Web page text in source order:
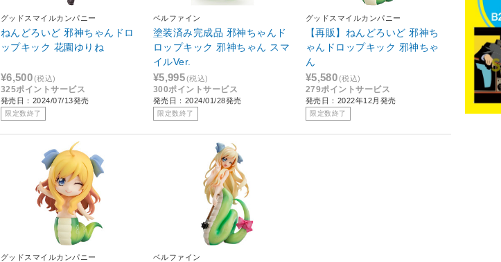
グッドスマイルカンパニー
ねんどろいど 邪神ちゃんドロ
ップキック 花園ゆりね
¥6,500(税込)
325ポイントサービス
発売日：2024/07/13発売
限定数終了
ベルファイン
塗装済み完成品 邪神ちゃんド
ロップキック 邪神ちゃん スマ
イルVer.
¥5,995(税込)
300ポイントサービス
発売日：2024/01/28発売
限定数終了
グッドスマイルカンパニー
【再販】ねんどろいど 邪神ち
ゃんドロップキック 邪神ちゃ
ん
¥5,580(税込)
279ポイントサービス
発売日：2022年12月発売
限定数終了
グッドスマイルカンパニー ベルファイン